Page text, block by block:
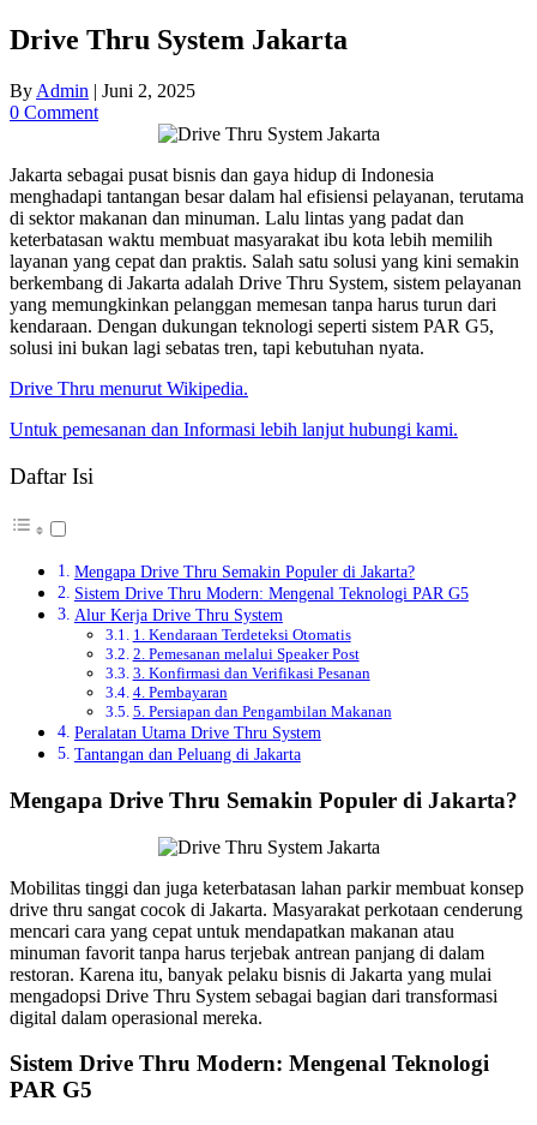
Drive Thru System Jakarta
By Admin | Juni 2, 2025
0 Comment
Jakarta sebagai pusat bisnis dan gaya hidup di Indonesia
menghadapi tantangan besar dalam hal efisiensi pelayanan, terutama
di sektor makanan dan minuman. Lalu lintas yang padat dan
keterbatasan waktu membuat masyarakat ibu kota lebih memilih
layanan yang cepat dan praktis. Salah satu solusi yang kini semakin
berkembang di Jakarta adalah Drive Thru System, sistem pelayanan
yang memungkinkan pelanggan memesan tanpa harus turun dari
kendaraan. Dengan dukungan teknologi seperti sistem PAR G5,
solusi ini bukan lagi sebatas tren, tapi kebutuhan nyata.
Drive Thru menurut Wikipedia.
Untuk pemesanan dan Informasi lebih lanjut hubungi kami.
Daftar Isi
Mengapa Drive Thru Semakin Populer di Jakarta?
Sistem Drive Thru Modern: Mengenal Teknologi PAR G5
Alur Kerja Drive Thru System
1. Kendaraan Terdeteksi Otomatis
2. Pemesanan melalui Speaker Post
3. Konfirmasi dan Verifikasi Pesanan
4. Pembayaran
5. Persiapan dan Pengambilan Makanan
Peralatan Utama Drive Thru System
Tantangan dan Peluang di Jakarta
Mengapa Drive Thru Semakin Populer di Jakarta?
Mobilitas tinggi dan juga keterbatasan lahan parkir membuat konsep
drive thru sangat cocok di Jakarta. Masyarakat perkotaan cenderung
mencari cara yang cepat untuk mendapatkan makanan atau
minuman favorit tanpa harus terjebak antrean panjang di dalam
restoran. Karena itu, banyak pelaku bisnis di Jakarta yang mulai
mengadopsi Drive Thru System sebagai bagian dari transformasi
digital dalam operasional mereka.
Sistem Drive Thru Modern: Mengenal Teknologi
PAR G5